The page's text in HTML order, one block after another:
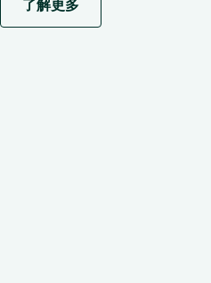
了解更多